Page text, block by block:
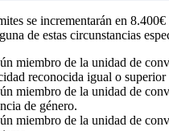
se incrementarán en
de estas circunstancias
miembro de la unidad de
reconocida igual o superior
miembro de la unidad de
de género.
miembro de la unidad de